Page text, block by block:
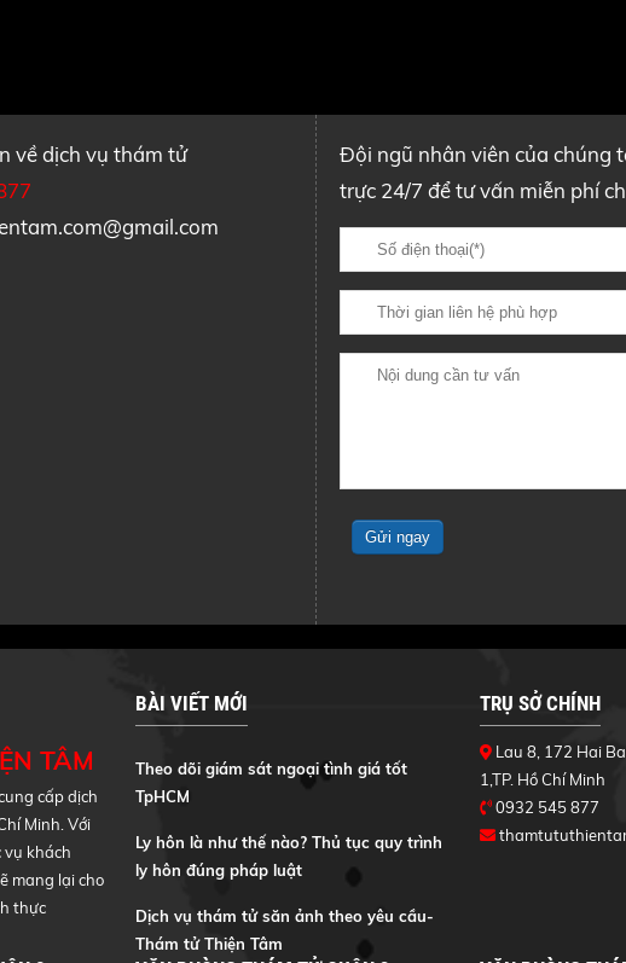
về dịch vụ thám tử
Đội ngũ nhân viên của chúng
trực 24/7 để tư vấn miễn phí
TÂM
cấp dịch
Minh. Với
vụ khách
mang lại cho
thực
BÀI VIẾT MỚI
Theo dõi giám sát ngoại tình giá tốt
TpHCM
Ly hôn là như thế nào? Thủ tục quy trình
ly hôn đúng pháp luật
Dịch vụ thám tử săn ảnh theo yêu cầu-
Thám tử Thiện Tâm
TRỤ SỞ CHÍNH
Lau 8, 172 Hai
1,TP. Hồ Chí Minh
0932 545 877